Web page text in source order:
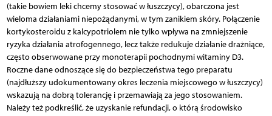
(takie bowiem leki chcemy stosować w łuszczycy), obarczona jest
wieloma działaniami niepożądanymi, w tym zanikiem skóry. Połączenie
kortykosteroidu z kalcypotriolem nie tylko wpływa na zmniejszenie
ryzyka działania atrofogennego, lecz także redukuje działanie drażniące,
często obserwowane przy monoterapii pochodnymi witaminy D3.
Roczne dane odnoszące się do bezpieczeństwa tego preparatu
(najdłuższy udokumentowany okres leczenia miejscowego w łuszczycy)
wskazują na dobrą tolerancję i przemawiają za jego stosowaniem.
Należy też podkreślić, że uzyskanie refundacji, o którą środowisko